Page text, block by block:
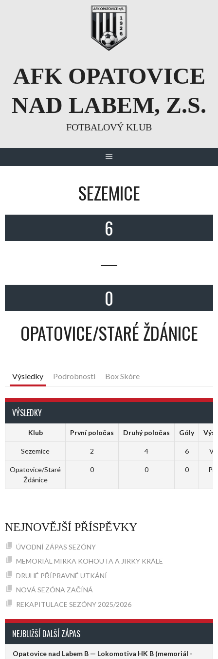
AFK OPATOVICE
NAD LABEM, Z.S.
FOTBALOVÝ KLUB
SEZEMICE
6
—
0
OPATOVICE/STARÉ ŽDÁNICE
Výsledky Podrobnosti Box Skóre
VÝSLEDKY
Klub První poločas Druhý poločas Góly
Sezemice 2 4 6
Opatovice/Staré
Ždánice
0 0 0
NEJNOVĚJŠÍ PŘÍSPĚVKY
ÚVODNÍ ZÁPAS SEZÓNY
MEMORIÁL MIRKA KOHOUTA A JIRKY KRÁLE
DRUHÉ PŘÍPRAVNÉ UTKÁNÍ
NOVÁ SEZÓNA ZAČÍNÁ
REKAPITULACE SEZÓNY 2025/2026
NEJBLIŽŠÍ DALŠÍ ZÁPAS
Opatovice nad Labem B — Lokomotiva HK B (memoriál -